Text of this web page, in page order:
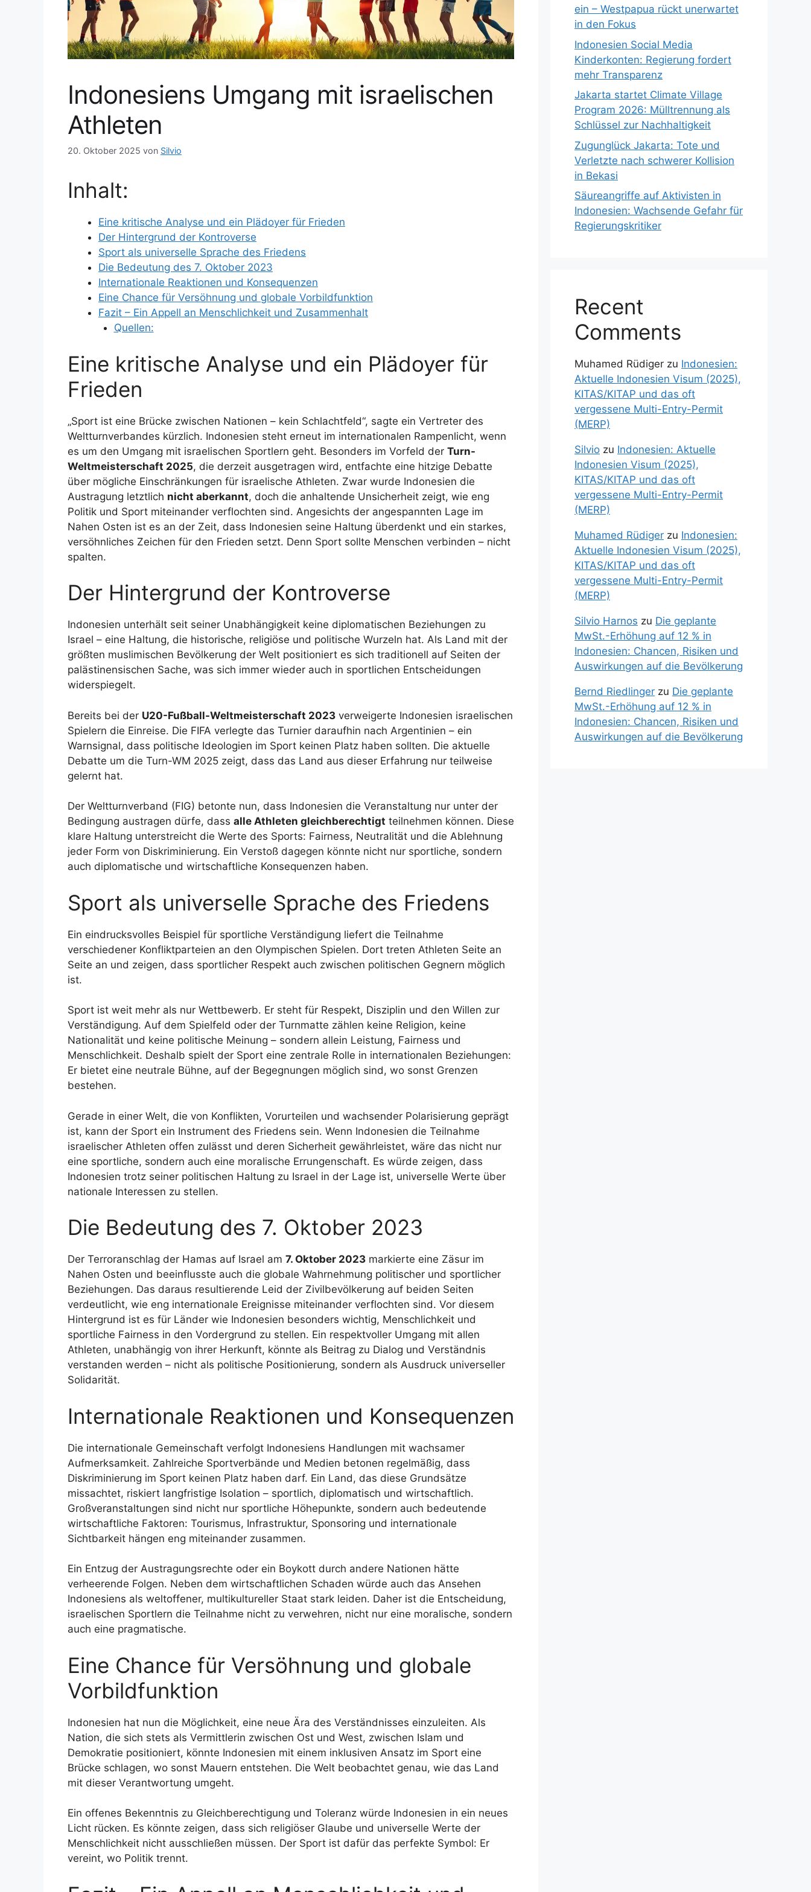
Indonesiens Umgang mit israelischen
Athleten
20. Oktober 2025 von Silvio
Inhalt:
Eine kritische Analyse und ein Plädoyer für Frieden
Der Hintergrund der Kontroverse
Sport als universelle Sprache des Friedens
Die Bedeutung des 7. Oktober 2023
Internationale Reaktionen und Konsequenzen
Eine Chance für Versöhnung und globale Vorbildfunktion
Fazit – Ein Appell an Menschlichkeit und Zusammenhalt
Quellen:
Eine kritische Analyse und ein Plädoyer für
Frieden
„Sport ist eine Brücke zwischen Nationen – kein Schlachtfeld“, sagte ein Vertreter des
Weltturnverbandes kürzlich. Indonesien steht erneut im internationalen Rampenlicht, wenn
es um den Umgang mit israelischen Sportlern geht. Besonders im Vorfeld der Turn-
Weltmeisterschaft 2025, die derzeit ausgetragen wird, entfachte eine hitzige Debatte
über mögliche Einschränkungen für israelische Athleten. Zwar wurde Indonesien die
Austragung letztlich nicht aberkannt, doch die anhaltende Unsicherheit zeigt, wie eng
Politik und Sport miteinander verflochten sind. Angesichts der angespannten Lage im
Nahen Osten ist es an der Zeit, dass Indonesien seine Haltung überdenkt und ein starkes,
versöhnliches Zeichen für den Frieden setzt. Denn Sport sollte Menschen verbinden – nicht
spalten.
Der Hintergrund der Kontroverse
Indonesien unterhält seit seiner Unabhängigkeit keine diplomatischen Beziehungen zu
Israel – eine Haltung, die historische, religiöse und politische Wurzeln hat. Als Land mit der
größten muslimischen Bevölkerung der Welt positioniert es sich traditionell auf Seiten der
palästinensischen Sache, was sich immer wieder auch in sportlichen Entscheidungen
widerspiegelt.
Bereits bei der U20-Fußball-Weltmeisterschaft 2023 verweigerte Indonesien israelischen
Spielern die Einreise. Die FIFA verlegte das Turnier daraufhin nach Argentinien – ein
Warnsignal, dass politische Ideologien im Sport keinen Platz haben sollten. Die aktuelle
Debatte um die Turn-WM 2025 zeigt, dass das Land aus dieser Erfahrung nur teilweise
gelernt hat.
Der Weltturnverband (FIG) betonte nun, dass Indonesien die Veranstaltung nur unter der
Bedingung austragen dürfe, dass alle Athleten gleichberechtigt teilnehmen können. Diese
klare Haltung unterstreicht die Werte des Sports: Fairness, Neutralität und die Ablehnung
jeder Form von Diskriminierung. Ein Verstoß dagegen könnte nicht nur sportliche, sondern
auch diplomatische und wirtschaftliche Konsequenzen haben.
Sport als universelle Sprache des Friedens
Ein eindrucksvolles Beispiel für sportliche Verständigung liefert die Teilnahme
verschiedener Konfliktparteien an den Olympischen Spielen. Dort treten Athleten Seite an
Seite an und zeigen, dass sportlicher Respekt auch zwischen politischen Gegnern möglich
ist.
Sport ist weit mehr als nur Wettbewerb. Er steht für Respekt, Disziplin und den Willen zur
Verständigung. Auf dem Spielfeld oder der Turnmatte zählen keine Religion, keine
Nationalität und keine politische Meinung – sondern allein Leistung, Fairness und
Menschlichkeit. Deshalb spielt der Sport eine zentrale Rolle in internationalen Beziehungen:
Er bietet eine neutrale Bühne, auf der Begegnungen möglich sind, wo sonst Grenzen
bestehen.
Gerade in einer Welt, die von Konflikten, Vorurteilen und wachsender Polarisierung geprägt
ist, kann der Sport ein Instrument des Friedens sein. Wenn Indonesien die Teilnahme
israelischer Athleten offen zulässt und deren Sicherheit gewährleistet, wäre das nicht nur
eine sportliche, sondern auch eine moralische Errungenschaft. Es würde zeigen, dass
Indonesien trotz seiner politischen Haltung zu Israel in der Lage ist, universelle Werte über
nationale Interessen zu stellen.
Die Bedeutung des 7. Oktober 2023
Der Terroranschlag der Hamas auf Israel am 7. Oktober 2023 markierte eine Zäsur im
Nahen Osten und beeinflusste auch die globale Wahrnehmung politischer und sportlicher
Beziehungen. Das daraus resultierende Leid der Zivilbevölkerung auf beiden Seiten
verdeutlicht, wie eng internationale Ereignisse miteinander verflochten sind. Vor diesem
Hintergrund ist es für Länder wie Indonesien besonders wichtig, Menschlichkeit und
sportliche Fairness in den Vordergrund zu stellen. Ein respektvoller Umgang mit allen
Athleten, unabhängig von ihrer Herkunft, könnte als Beitrag zu Dialog und Verständnis
verstanden werden – nicht als politische Positionierung, sondern als Ausdruck universeller
Solidarität.
Internationale Reaktionen und Konsequenzen
Die internationale Gemeinschaft verfolgt Indonesiens Handlungen mit wachsamer
Aufmerksamkeit. Zahlreiche Sportverbände und Medien betonen regelmäßig, dass
Diskriminierung im Sport keinen Platz haben darf. Ein Land, das diese Grundsätze
missachtet, riskiert langfristige Isolation – sportlich, diplomatisch und wirtschaftlich.
Großveranstaltungen sind nicht nur sportliche Höhepunkte, sondern auch bedeutende
wirtschaftliche Faktoren: Tourismus, Infrastruktur, Sponsoring und internationale
Sichtbarkeit hängen eng miteinander zusammen.
Ein Entzug der Austragungsrechte oder ein Boykott durch andere Nationen hätte
verheerende Folgen. Neben dem wirtschaftlichen Schaden würde auch das Ansehen
Indonesiens als weltoffener, multikultureller Staat stark leiden. Daher ist die Entscheidung,
israelischen Sportlern die Teilnahme nicht zu verwehren, nicht nur eine moralische, sondern
auch eine pragmatische.
Eine Chance für Versöhnung und globale
Vorbildfunktion
Indonesien hat nun die Möglichkeit, eine neue Ära des Verständnisses einzuleiten. Als
Nation, die sich stets als Vermittlerin zwischen Ost und West, zwischen Islam und
Demokratie positioniert, könnte Indonesien mit einem inklusiven Ansatz im Sport eine
Brücke schlagen, wo sonst Mauern entstehen. Die Welt beobachtet genau, wie das Land
mit dieser Verantwortung umgeht.
Ein offenes Bekenntnis zu Gleichberechtigung und Toleranz würde Indonesien in ein neues
Licht rücken. Es könnte zeigen, dass sich religiöser Glaube und universelle Werte der
Menschlichkeit nicht ausschließen müssen. Der Sport ist dafür das perfekte Symbol: Er
vereint, wo Politik trennt.
ein – Westpapua rückt unerwartet
in den Fokus
Indonesien Social Media
Kinderkonten: Regierung fordert
mehr Transparenz
Jakarta startet Climate Village
Program 2026: Mülltrennung als
Schlüssel zur Nachhaltigkeit
Zugunglück Jakarta: Tote und
Verletzte nach schwerer Kollision
in Bekasi
Säureangriffe auf Aktivisten in
Indonesien: Wachsende Gefahr für
Regierungskritiker
Recent
Comments
Muhamed Rüdiger zu Indonesien:
Aktuelle Indonesien Visum (2025),
KITAS/KITAP und das oft
vergessene Multi-Entry-Permit
(MERP)
Silvio zu Indonesien: Aktuelle
Indonesien Visum (2025),
KITAS/KITAP und das oft
vergessene Multi-Entry-Permit
(MERP)
Muhamed Rüdiger zu Indonesien:
Aktuelle Indonesien Visum (2025),
KITAS/KITAP und das oft
vergessene Multi-Entry-Permit
(MERP)
Silvio Harnos zu Die geplante
MwSt.-Erhöhung auf 12 % in
Indonesien: Chancen, Risiken und
Auswirkungen auf die Bevölkerung
Bernd Riedlinger zu Die geplante
MwSt.-Erhöhung auf 12 % in
Indonesien: Chancen, Risiken und
Auswirkungen auf die Bevölkerung